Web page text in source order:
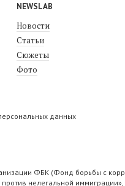
NEWSLAB
Новости
Статьи
Сюжеты
Фото
данных
ФБК (Фонд борьбы с
нелегальной